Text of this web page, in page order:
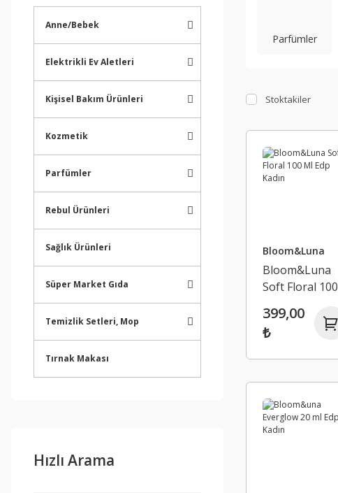
Anne/Bebek
Elektrikli Ev Aletleri
Kişisel Bakım Ürünleri
Kozmetik
Parfümler
Rebul Ürünleri
Sağlık Ürünleri
Süper Market Gıda
Temizlik Setleri, Mop
Tırnak Makası
Hızlı Arama
Parfümler
Stoktakiler
Bloom&Luna
Bloom&Luna
Soft Floral 100
399,00
₺